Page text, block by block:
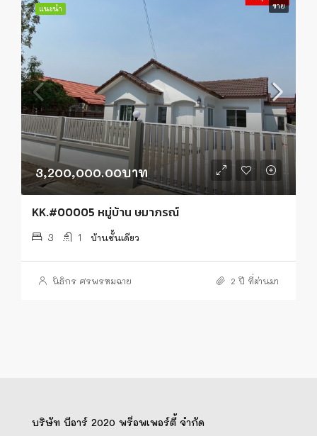
แนะนำ ขาย
3,200,000.00บาท
KK.#00005 หมู่บ้าน ษมาภรณ์
3 1 บ้านชั้นเดียว
นิธิกร ศรพรหมฉาย 2 ปี ที่ผ่านมา
บริษัท บีอาร์ 2020 พร็อพเพอร์ตี้ จำกัด